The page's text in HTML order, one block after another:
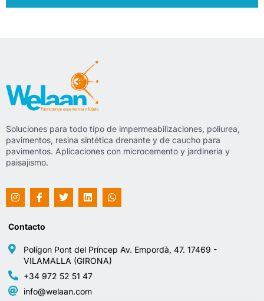
Soluciones para todo tipo de impermeabilizaciones, poliurea,
pavimentos, resina sintética drenante y de caucho para
pavimentos. Aplicaciones con microcemento y jardinería y
paisajismo.
Contacto
Polígon Pont del Príncep Av. Empordà, 47. 17469 -
VILAMALLA (GIRONA)
+34 972 52 51 47
info@welaan.com